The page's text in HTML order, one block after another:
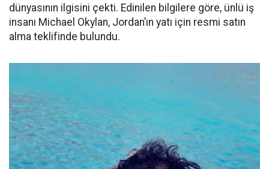
dünyasının ilgisini çekti. Edinilen bilgilere göre, ünlü iş
insanı Michael Okylan, Jordan’ın yatı için resmi satın
alma teklifinde bulundu.